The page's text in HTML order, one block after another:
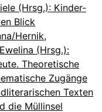
(Hrsg.): Kinder-
Blick
Hernik,
(Hrsg.):
Theoretische
Zugänge
Texten
die Müllinsel